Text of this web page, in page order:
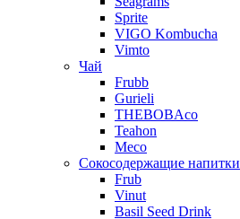
Sprite
VIGO Kombucha
Vimto
Чай
Frubb
Gurieli
THEBOBAco
Teahon
Meco
Сокосодержащие напитки
Frub
Vinut
Basil Seed Drink